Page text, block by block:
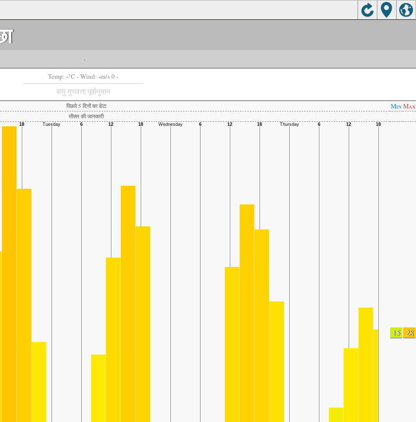
-
Temp: -°C - Wind: -m/s 0 -
वायु गुणवत्ता पूर्वानुमान
पिछले 5 दिनों का डेटा MinMax
मौसम की जानकारी
15 28